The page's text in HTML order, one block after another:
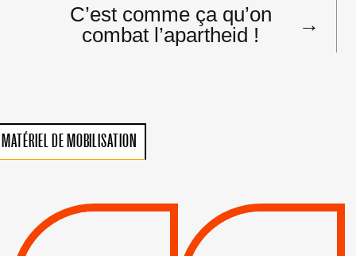
C’est comme ça qu’on
combat l’apartheid !
→
MATÉRIEL DE MOBILISATION
VIOLATIONS DES